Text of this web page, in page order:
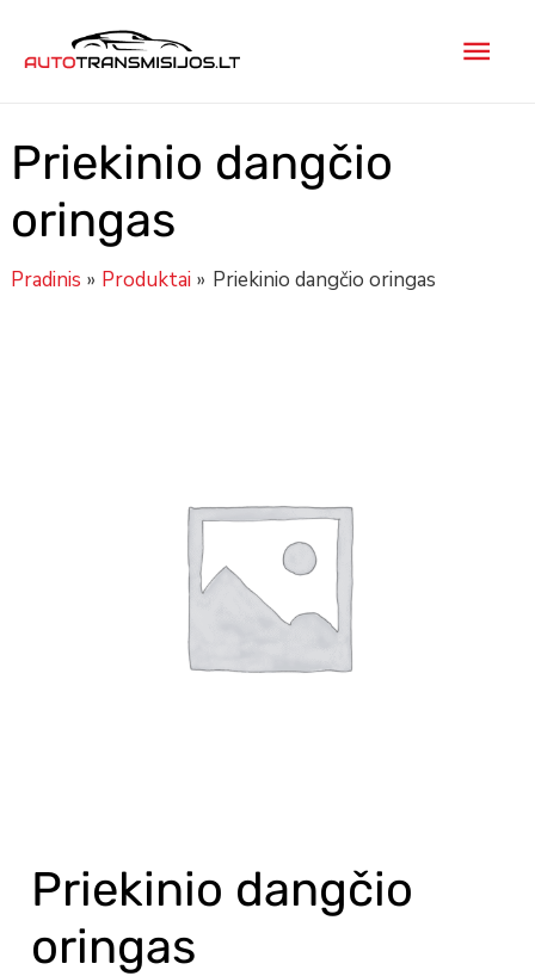
prie
Priekinio dangčio
oringas
Pradinis Produktai Priekinio dangčio oringas
Priekinio dangčio
oringas